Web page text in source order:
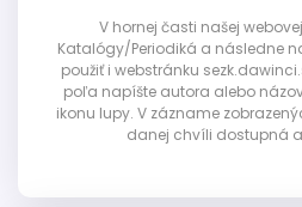
V hornej časti našej
Katalógy/Periodiká a následne
použiť i webstránku
poľa napíšte autora alebo
ikonu lupy. V zázname
danej chvíli dostupná